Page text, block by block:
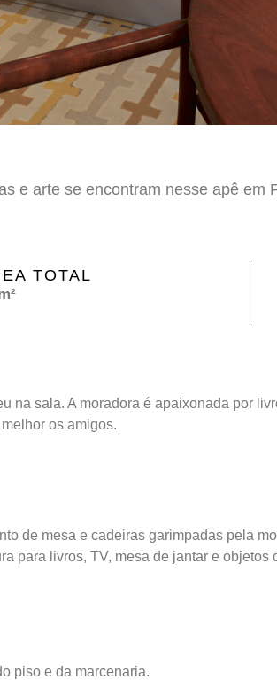
e arte se encontram nesse apê em
TOTAL
na sala. A moradora é apaixonada por
os amigos.
de mesa e cadeiras garimpadas pela
para livros, TV, mesa de jantar e objetos
piso e da marcenaria.